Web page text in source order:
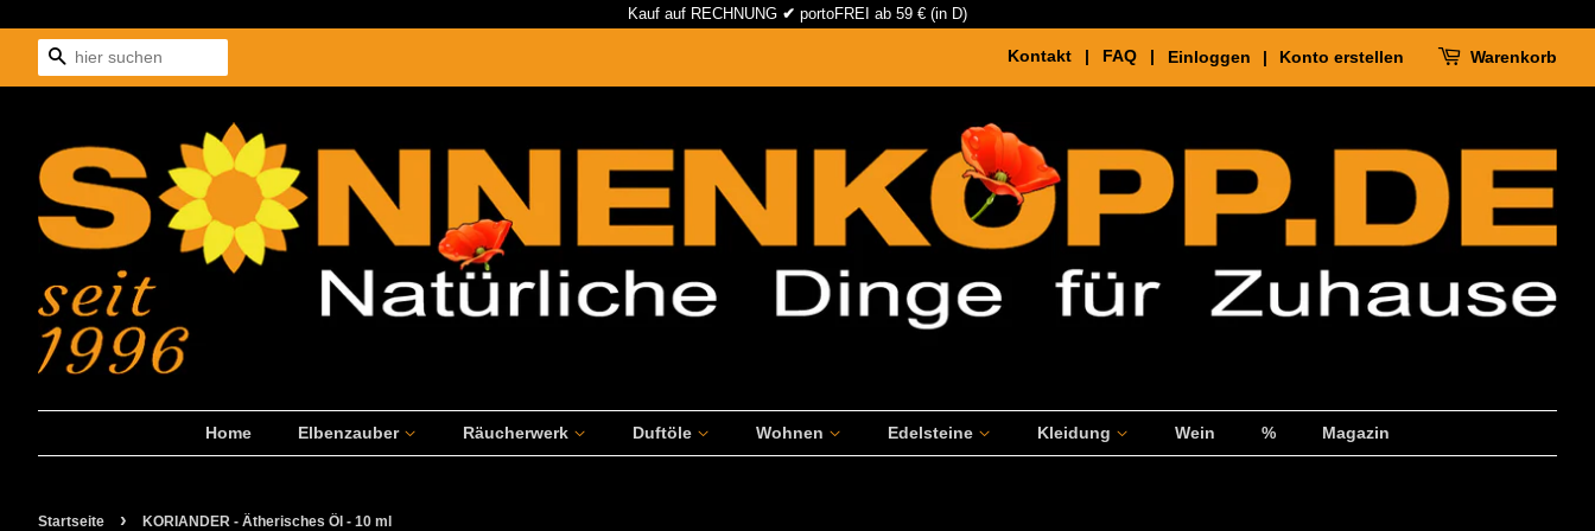
Kauf auf RECHNUNG ✔ portoFREI ab 59 € (in D)
Suchen Kontakt | FAQ | Einloggen | Konto erstellen Warenkorb
Home Elbenzauber Räucherwerk Duftöle Wohnen Edelsteine Kleidung Wein % Magazin
Startseite › KORIANDER - Ätherisches Öl - 10 ml